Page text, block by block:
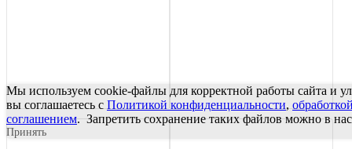
Мы используем cookie-файлы для корректной работы сайта и
вы соглашаетесь с Политикой конфиденциальности,
соглашением. Запретить сохранение таких файлов можно в
Принять